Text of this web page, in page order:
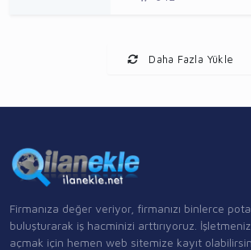
Daha Fazla Yükle
Firmanıza değer veriyor, firmanızı binlerce
buluşturarak iş hacminizi arttırıyoruz.
açmak için hemen web sitemize kayıt